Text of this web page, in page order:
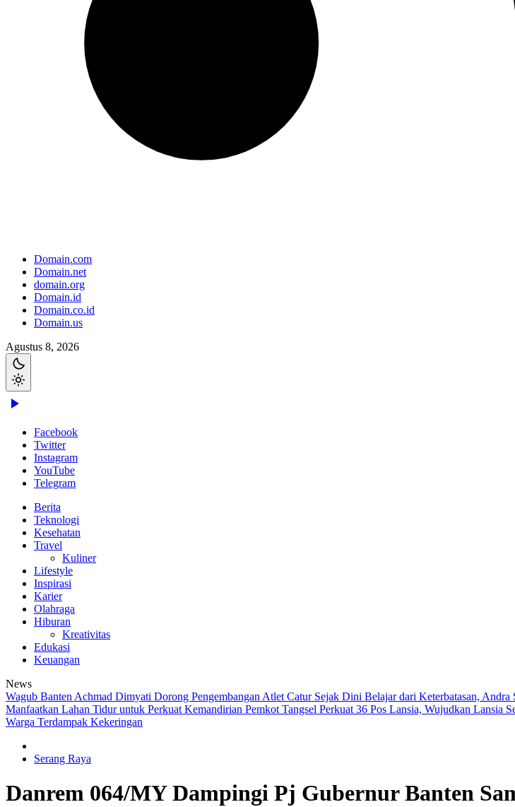
Domain.com
Domain.net
domain.org
Domain.id
Domain.co.id
Domain.us
Agustus 8, 2026
Facebook
Twitter
Instagram
YouTube
Telegram
Berita
Teknologi
Kesehatan
Travel
Kuliner
Lifestyle
Inspirasi
Karier
Olahraga
Hiburan
Kreativitas
Edukasi
Keuangan
News
Wagub Banten Achmad Dimyati Dorong Pengembangan Atlet Catur Sejak Dini Belajar dari Keterbatasan,
Manfaatkan Lahan Tidur untuk Perkuat Kemandirian Pemkot Tangsel Perkuat 36 Pos Lansia, Wujudkan Lansia
Warga Terdampak Kekeringan
Serang Raya
Danrem 064/MY Dampingi Pj Gubernur Banten